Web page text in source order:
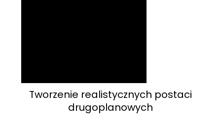
Tworzenie realistycznych postaci
drugoplanowych